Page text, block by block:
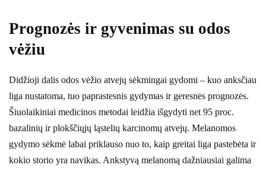
Prognozės ir gyvenimas su odos
vėžiu
Didžioji dalis odos vėžio atvejų sėkmingai gydomi – kuo anksčiau
liga nustatoma, tuo paprastesnis gydymas ir geresnės prognozės.
Šiuolaikiniai medicinos metodai leidžia išgydyti net 95 proc.
bazalinių ir plokščiųjų ląstelių karcinomų atvejų. Melanomos
gydymo sėkmė labai priklauso nuo to, kaip greitai liga pastebėta ir
kokio storio yra navikas. Ankstyvą melanomą dažniausiai galima